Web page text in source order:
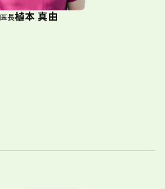
医長植本 真由